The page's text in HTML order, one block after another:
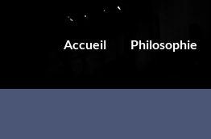
Accueil Philosophie